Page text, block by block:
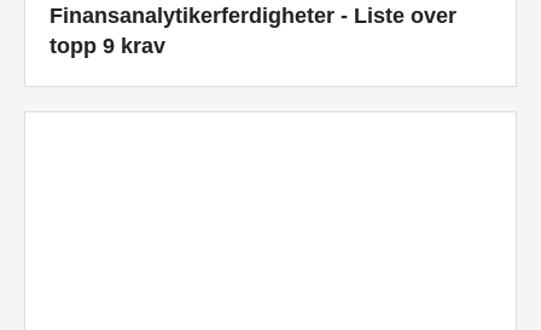
Finansanalytikerferdigheter - Liste over
topp 9 krav